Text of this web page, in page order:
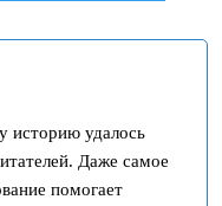
историю удалось
Даже самое
помогает